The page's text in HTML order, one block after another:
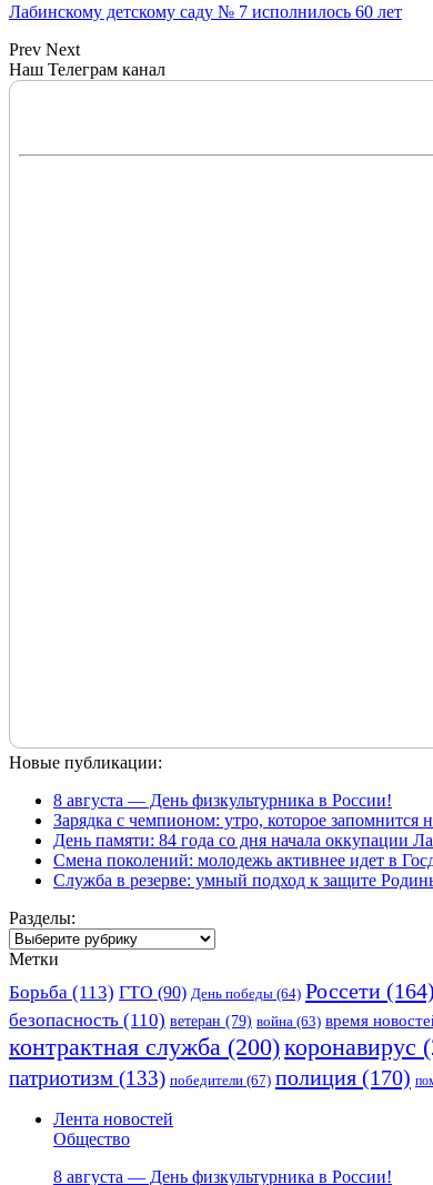
Лабинскому детскому саду № 7 исполнилось 60 лет
Prev Next
Наш Телеграм канал
Новые публикации:
8 августа — День физкультурника в России!
Зарядка с чемпионом: утро, которое запомнится
День памяти: 84 года со дня начала оккупации
Смена поколений: молодежь активнее идет в
Служба в резерве: умный подход к защите
Разделы:
Разделы:
Метки
Борьба (113) ГТО (90) День победы (64) Россети (164)
безопасность (110) ветеран (79) война (63) время
контрактная служба (200)коронавирус
патриотизм (133) победители (67) полиция (170)
Лента новостей
Общество
8 августа — День физкультурника в России!